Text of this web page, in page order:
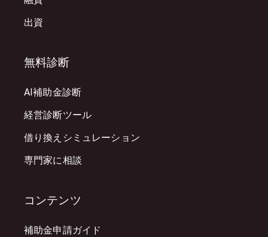
出資
無料診断
AI補助金診断
経営診断ツール
借り換えシミュレーション
専門家に相談
コンテンツ
補助金申請ガイド